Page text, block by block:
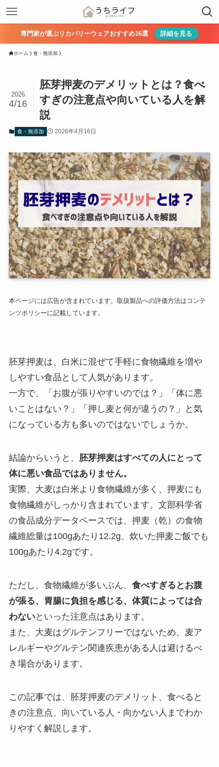
専門家が選ぶリカバリーウェアおすすめ16選 詳細を見る
ホーム 食・無添加
胚芽押麦のデメリットとは？食べ
すぎの注意点や向いている人を解
説
2026
4/16
食・無添加 2026年4月16日
本ページには広告が含まれています。取扱製品への評価方法はコンテ
ンツポリシーに記載しています。
胚芽押麦は、白米に混ぜて手軽に食物繊維を増や
しやすい食品として人気があります。
一方で、「お腹が張りやすいのでは？」「体に悪
いことはない？」「押し麦と何が違うの？」と気
になっている方も多いのではないでしょうか。
結論からいうと、 胚芽押麦はすべての人にとって
体に悪い食品ではありません。
実際、大麦は白米より食物繊維が多く、押麦にも
食物繊維がしっかり含まれています。文部科学省
の食品成分データベースでは、押麦（乾）の食物
繊維総量は100gあたり12.2g、炊いた押麦ご飯でも
100gあたり4.2gです。
ただし、食物繊維が多いぶん、 食べすぎるとお腹
が張る、胃腸に負担を感じる、体質によっては合
わないといった注意点はあります。
また、大麦はグルテンフリーではないため、麦ア
レルギーやグルテン関連疾患がある人は避けるべ
き場合があります。
この記事では、胚芽押麦のデメリット、食べると
きの注意点、向いている人・向かない人までわか
りやすく解説します。